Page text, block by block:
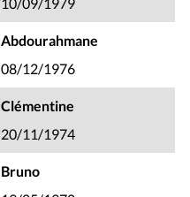
Abdourahmane
08/12/1976
Clémentine
20/11/1974
Bruno